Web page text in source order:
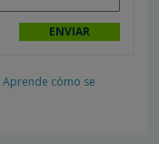
Aprende cómo se